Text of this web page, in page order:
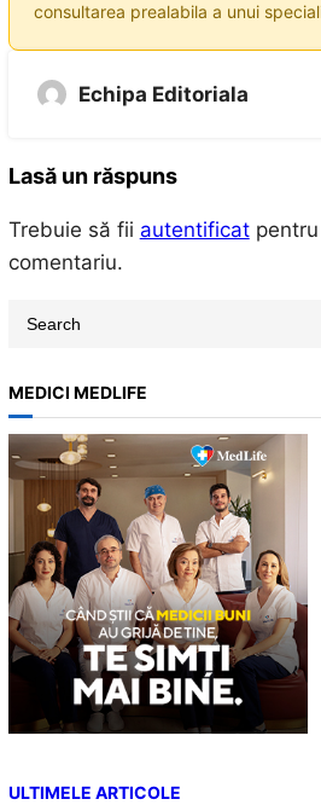
consultarea prealabila a unui
Echipa Editoriala
Lasă un răspuns
Trebuie să fii autentificatpentru
comentariu.
a
r
c
h
MEDICI MEDLIFE
ULTIMELE ARTICOLE